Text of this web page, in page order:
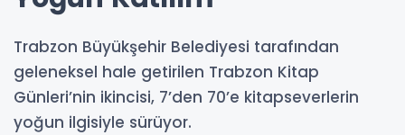
Trabzon Büyükşehir Belediyesi tarafından
geleneksel hale getirilen Trabzon Kitap
Günleri’nin ikincisi, 7’den 70’e kitapseverlerin
yoğun ilgisiyle sürüyor.